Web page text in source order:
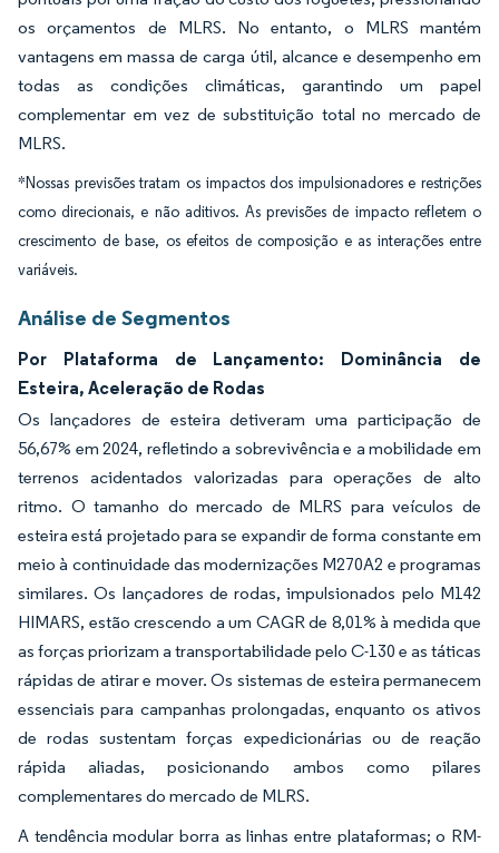
os orçamentos de MLRS. No entanto, o MLRS mantém
vantagens em massa de carga útil, alcance e desempenho em
todas as condições climáticas, garantindo um papel
complementar em vez de substituição total no mercado de
MLRS.
*Nossas previsões tratam os impactos dos impulsionadores e restrições
como direcionais, e não aditivos. As previsões de impacto refletem o
crescimento de base, os efeitos de composição e as interações entre
variáveis.
Análise de Segmentos
Por Plataforma de Lançamento: Dominância de
Esteira, Aceleração de Rodas
Os lançadores de esteira detiveram uma participação de
56,67% em 2024, refletindo a sobrevivência e a mobilidade em
terrenos acidentados valorizadas para operações de alto
ritmo. O tamanho do mercado de MLRS para veículos de
esteira está projetado para se expandir de forma constante em
meio à continuidade das modernizações M270A2 e programas
similares. Os lançadores de rodas, impulsionados pelo M142
HIMARS, estão crescendo a um CAGR de 8,01% à medida que
as forças priorizam a transportabilidade pelo C-130 e as táticas
rápidas de atirar e mover. Os sistemas de esteira permanecem
essenciais para campanhas prolongadas, enquanto os ativos
de rodas sustentam forças expedicionárias ou de reação
rápida aliadas, posicionando ambos como pilares
complementares do mercado de MLRS.
A tendência modular borra as linhas entre plataformas; o RM-